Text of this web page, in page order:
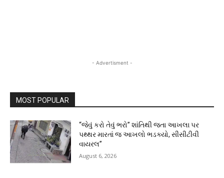
- Advertisment -
MOST POPULAR
“જેવું કરો તેવું ભરો” શાંતિથી જતા આખલા પર
પથ્થર મારતાં જ આખલો ભડક્યો, સીસીટીવી
વાયરલ”
August 6, 2026